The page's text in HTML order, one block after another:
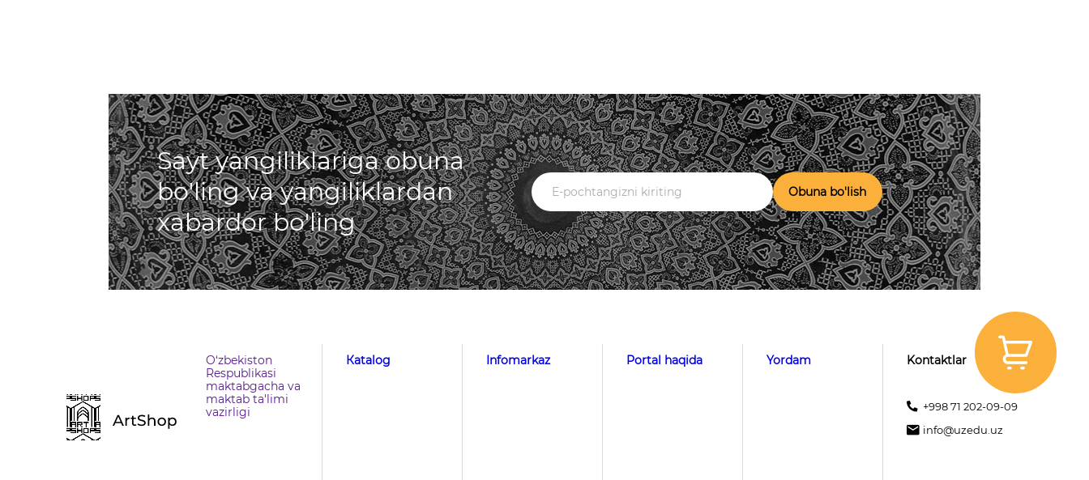
Sayt yangiliklariga obuna
bo'ling va yangiliklardan
xabardor bo'ling
Obuna bo'lish
O‘zbekiston
Respublikasi
maktabgacha va
maktab ta'limi
vazirligi
Кatalog Infomarkaz Portal haqida Yordam Kontaktlar
+998 71 202-09-09
info@uzedu.uz